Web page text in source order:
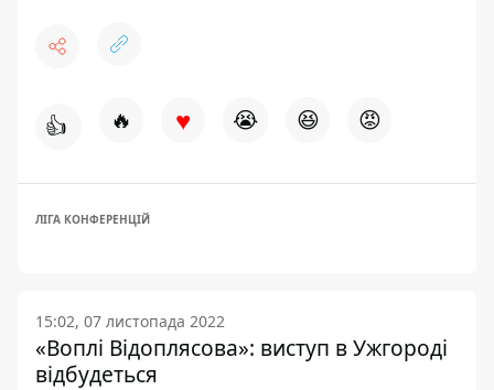
👍 🔥 ♥ 😭 😆 😡
ЛІГА КОНФЕРЕНЦІЙ
15:02, 07 листопада 2022
«Воплі Відоплясова»: виступ в Ужгороді
відбудеться